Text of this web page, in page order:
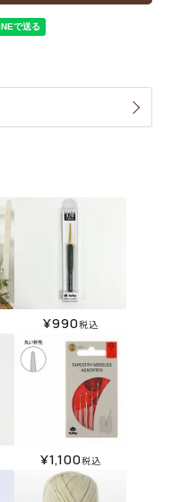
¥990税込
¥1,100税込